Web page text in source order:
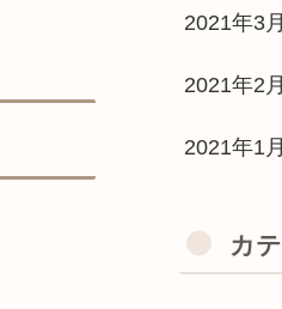
2021年3月
2021年2月
2021年1月
カ